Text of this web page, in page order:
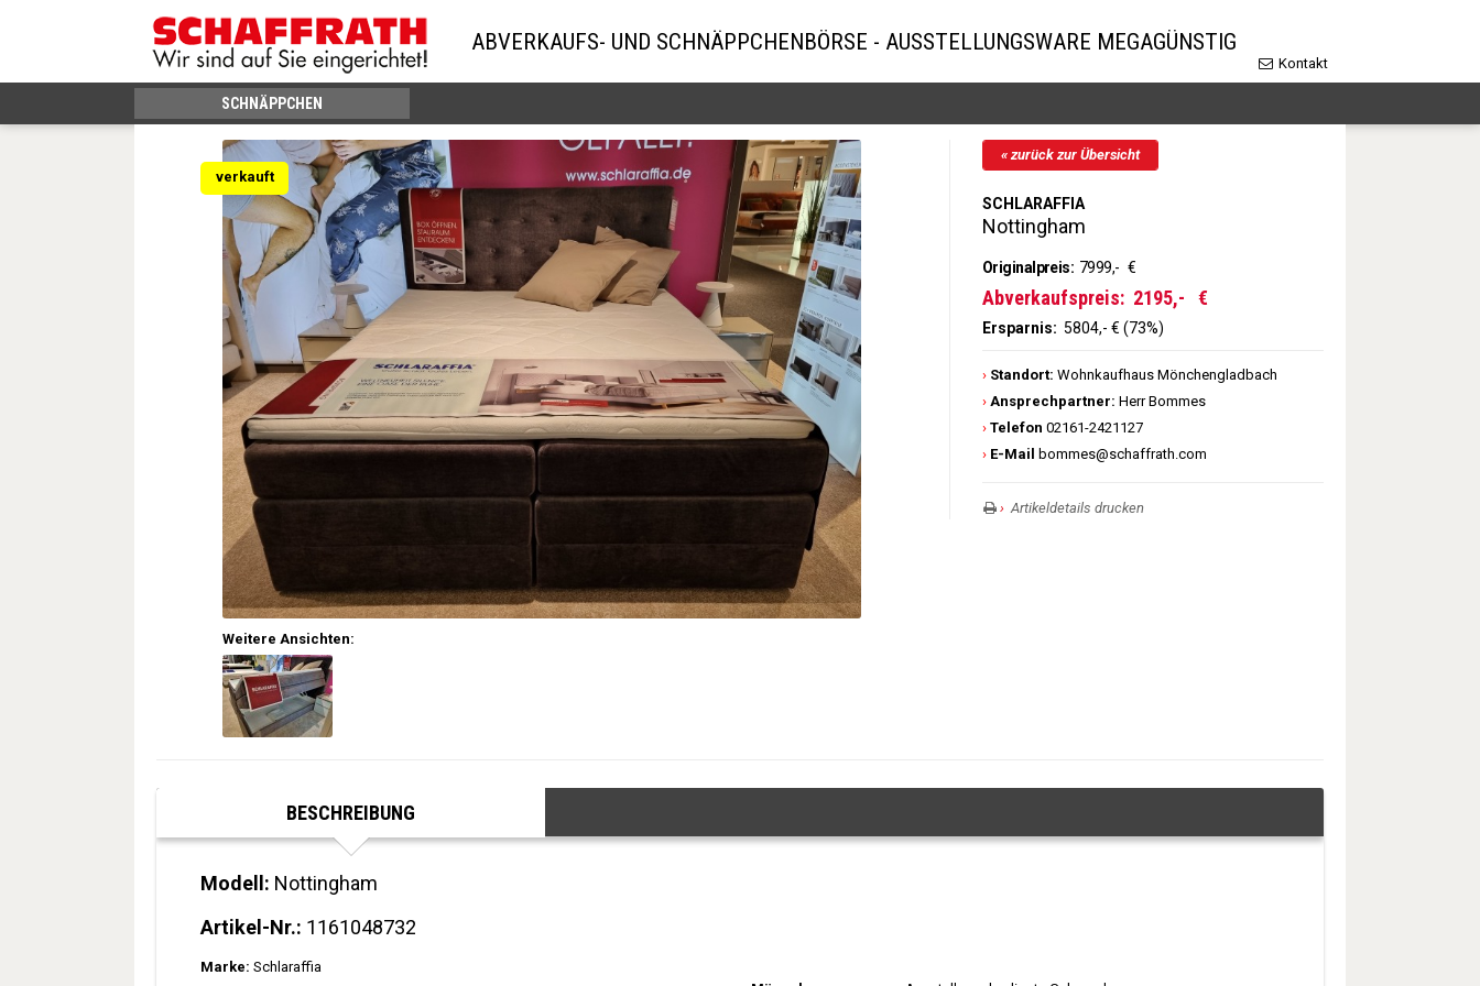
ABVERKAUFS- UND SCHNÄPPCHENBÖRSE - AUSSTELLUNGSWARE MEGAGÜNSTIG
Kontakt
SCHNÄPPCHEN
verkauft
Weitere Ansichten:
« zurück zur Übersicht
SCHLARAFFIA
Nottingham
Originalpreis: 7999,- €
Abverkaufspreis: 2195,- €
Ersparnis: 5804,- € (73%)
Standort: Wohnkaufhaus Mönchengladbach
Ansprechpartner: Herr Bommes
Telefon 02161-2421127
E-Mail
bommes@schaffrath.com
Artikeldetails drucken
BESCHREIBUNG
Modell: Nottingham
Artikel-Nr.: 1161048732
Marke: Schlaraffia